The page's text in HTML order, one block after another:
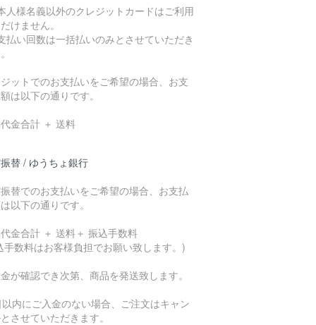
人様名義以外のクレジットカードはご利用
けません。
払い回数は一括払いのみとさせていただき
ットでのお支払いをご希望の場合、お支
は以下の通りです。
金合計 ＋ 送料
替 / ゆうちょ銀行
替でのお支払いをご希望の場合、お支払
以下の通りです。
金合計 ＋ 送料＋ 振込手数料
手数料はお客様負担でお願い致します。)
が確認でき次第、商品を発送致します。
内にご入金のない場合、ご注文はキャン
させていただきます。